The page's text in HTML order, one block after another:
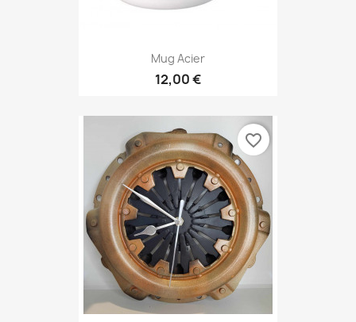
Mug Acier
12,00 €
favorite_border